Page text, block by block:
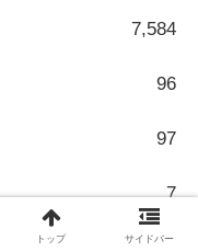
7,584
96
97
7
トップ サイドバー